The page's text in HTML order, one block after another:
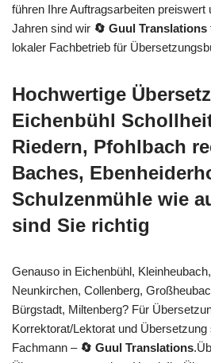
führen Ihre Auftragsarbeiten
Jahren sind wir 🔄 Guul Translations
lokaler Fachbetrieb für
Hochwertige
Eichenbühl
Riedern, Pfohlbach
Baches,
Schulzenmühle wie
sind Sie richtig
Genauso in Eichenbühl,
Neunkirchen, Collenberg,
Bürgstadt, Miltenberg? Für
Korrektorat/Lektorat und
Fachmann – 🔄 Guul Translations